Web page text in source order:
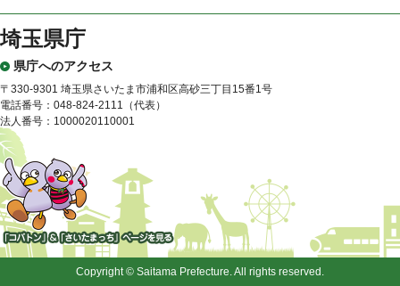
埼玉県庁
県庁へのアクセス
〒330-9301 埼玉県さいたま市浦和区高砂三丁目15番1号
電話番号：048-824-2111（代表）
法人番号：1000020110001
「コバトン」&「さいたまっ
Copyright © Saitama Prefecture. All rights reserved.